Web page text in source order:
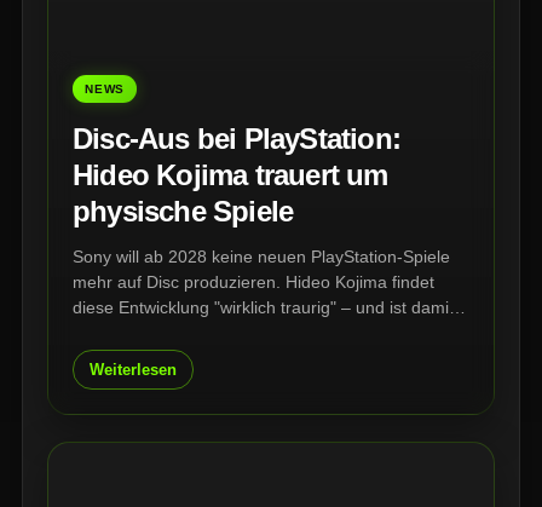
NEWS
Disc-Aus bei PlayStation:
Hideo Kojima trauert um
physische Spiele
Sony will ab 2028 keine neuen PlayStation-Spiele
mehr auf Disc produzieren. Hideo Kojima findet
diese Entwicklung "wirklich traurig" – und ist damit
warnen vor einem Verlust, der weit über volle
Regale hinausgeht.
Weiterlesen